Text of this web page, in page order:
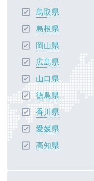
鳥取県
島根県
岡山県
広島県
山口県
徳島県
香川県
愛媛県
高知県